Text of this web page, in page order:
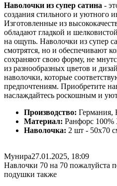
Наволочки из супер сатина -
создания стильного и уютного
Изготовленные из
обладают гладкой и
на ощупь. Наволочки из супер
смотрятся, но и обеспечивают
сохраняют свою форму, не
из разнообразных цветов и
наволочки, которые
предпочтениям. Приобретите
наслаждайтесь роскошным и
Производство: Германия,
Материал: Ранфорс
Наволочка: 2 шт - 50x70
Мунира27.01.2025, 18:09
Навлочки 70 на 70 пожалуйста
подушки также